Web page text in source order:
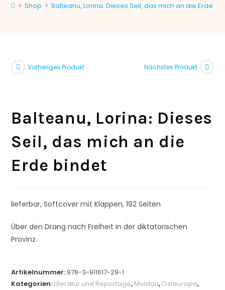
> Shop > Balteanu, Lorina: Dieses Seil, das mich an die Erde
Vorheriges Produkt Nächstes Produkt
Balteanu, Lorina: Dieses
Seil, das mich an die
Erde bindet
lieferbar, Softcover mit Klappen, 192 Seiten
Über den Drang nach Freiheit in der diktatorischen
Provinz.
Artikelnummer:978-3-911617-29-1
Kategorien: Literatur und Reportage, Moldau, Osteuropa,